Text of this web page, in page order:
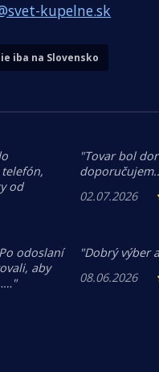
kupelne.sk
iba na Slovensko
od
"Tovar bol
02.07.2026
odoslaní
aby
"Dobrý výber
08.06.2026